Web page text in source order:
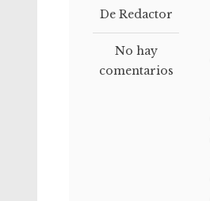
De Redactor
No hay
comentarios